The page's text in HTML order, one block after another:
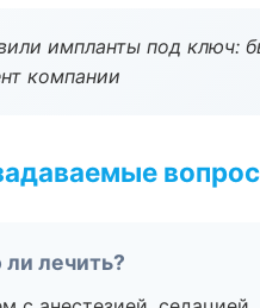
импланты под ключ:
компании
ли лечить?